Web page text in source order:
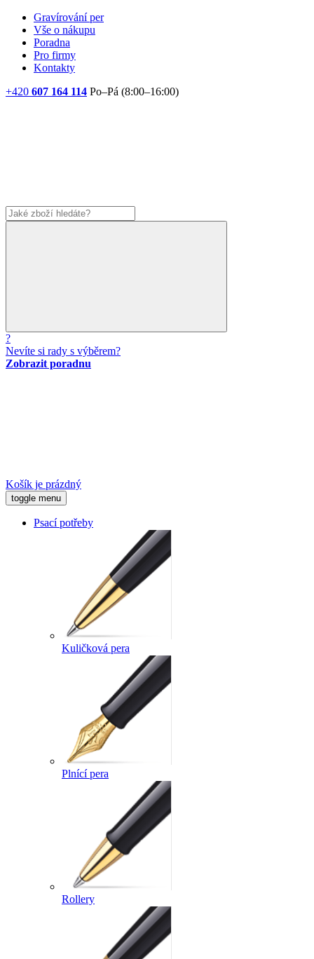
Gravírování per
Vše o nákupu
Poradna
Pro firmy
Kontakty
+420 607 164 114 Po–Pá (8:00–16:00)
?
Nevíte si rady s výběrem?
Zobrazit poradnu
Košík je prázdný
toggle menu
Psací potřeby
Kuličková pera
Plnící pera
Rollery